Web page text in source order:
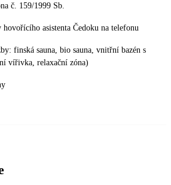
č. 159/1999 Sb.
hovořícího asistenta Čedoku na telefonu
finská sauna, bio sauna, vnitřní bazén s
vířivka, relaxační zóna)